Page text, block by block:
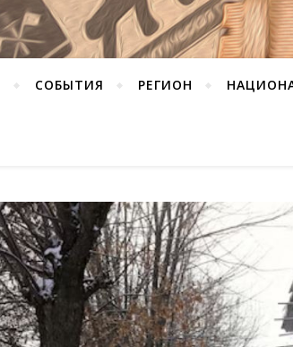
СОБЫТИЯ РЕГИОН